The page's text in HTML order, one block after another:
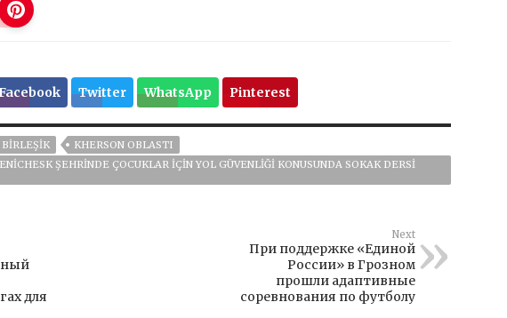
Twitter WhatsApp Pinterest
BIRLEŞIK
KHERSON OBLASTI
ŞEHRINDE ÇOCUKLAR IÇIN YOL GÜVENLIĞI KONUSUNDA SOKAK DERSI
для
Next
При поддержке «Единой
России» в Грозном
прошли адаптивные
соревнования по футболу